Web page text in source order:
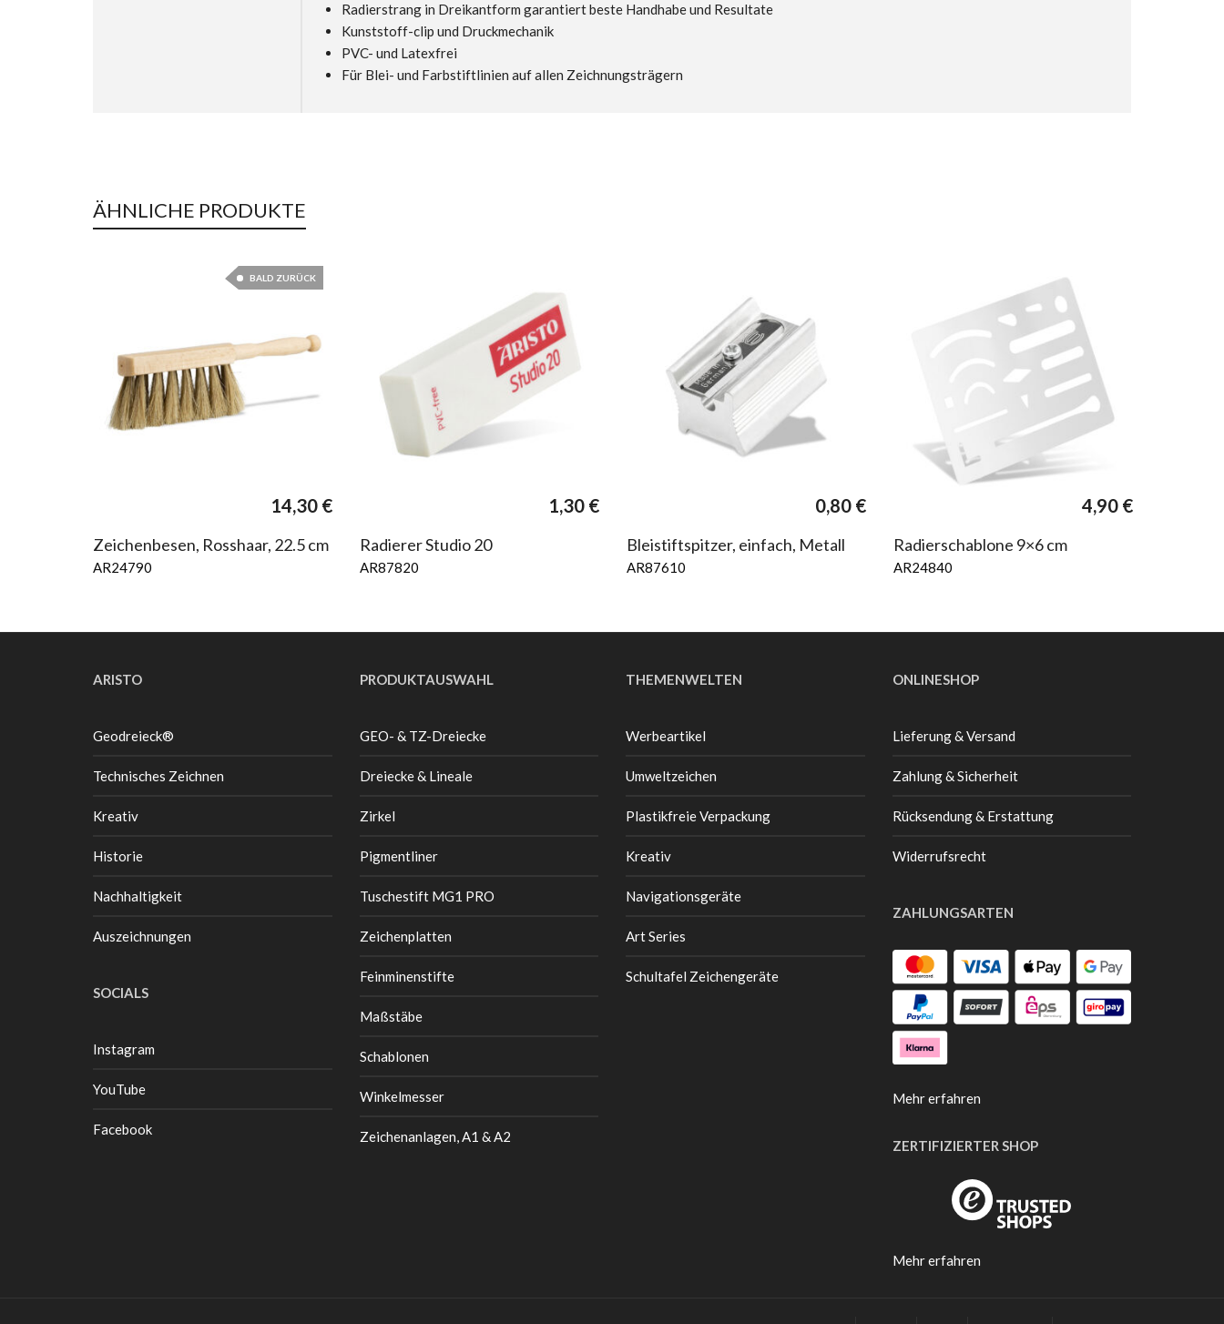
Radierstrang in Dreikantform garantiert beste Handhabe und Resultate
Kunststoff-clip und Druckmechanik
PVC- und Latexfrei
Für Blei- und Farbstiftlinien auf allen Zeichnungsträgern
ÄHNLICHE PRODUKTE
BALD ZURÜCK
14,30 €
Zeichenbesen, Rosshaar, 22.5 cm
AR24790
1,30 €
Radierer Studio 20
AR87820
0,80 €
Bleistiftspitzer, einfach, Metall
AR87610
4,90 €
Radierschablone 9×6 cm
AR24840
ARISTO
Geodreieck®
Technisches Zeichnen
Kreativ
Historie
Nachhaltigkeit
Auszeichnungen
SOCIALS
Instagram
YouTube
Facebook
PRODUKTAUSWAHL
GEO- & TZ-Dreiecke
Dreiecke & Lineale
Zirkel
Pigmentliner
Tuschestift MG1 PRO
Zeichenplatten
Feinminenstifte
Maßstäbe
Schablonen
Winkelmesser
Zeichenanlagen, A1 & A2
THEMENWELTEN
Werbeartikel
Umweltzeichen
Plastikfreie Verpackung
Kreativ
Navigationsgeräte
Art Series
Schultafel Zeichengeräte
ONLINESHOP
Lieferung & Versand
Zahlung & Sicherheit
Rücksendung & Erstattung
Widerrufsrecht
ZAHLUNGSARTEN
Mehr erfahren
ZERTIFIZIERTER SHOP
Mehr erfahren